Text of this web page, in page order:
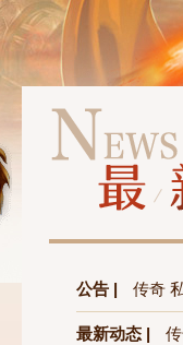
公告 | 传奇
最新动态 |